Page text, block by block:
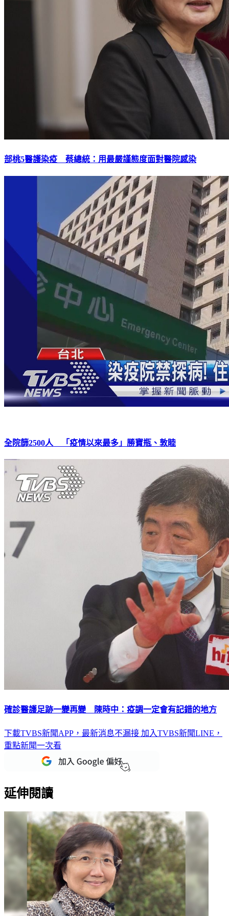
部桃5醫護染疫 蔡總統：用最嚴謹態度面對醫院感染
全院篩2500人 「疫情以來最多」勝寶瓶、敦睦
確診醫護足跡一變再變 陳時中：疫調一定會有記錯的地方
下載TVBS新聞APP，最新消息不漏接 加入TVBS新聞LINE，
重點新聞一次看
延伸閱讀